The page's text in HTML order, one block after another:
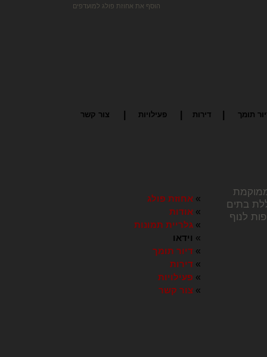
הוסף את אחוזת פולג למועדפים
תומך דירות פעילויות צור קשר
בתים
לנוף
» אחוזת פולג
» אודות
» גלריית תמונות
» וידאו
» דיור תומך
» דירות
» פעילויות
» צור קשר